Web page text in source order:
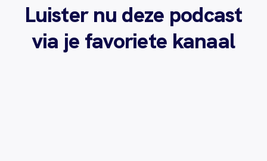
Luister nu deze podcast
via je favoriete kanaal